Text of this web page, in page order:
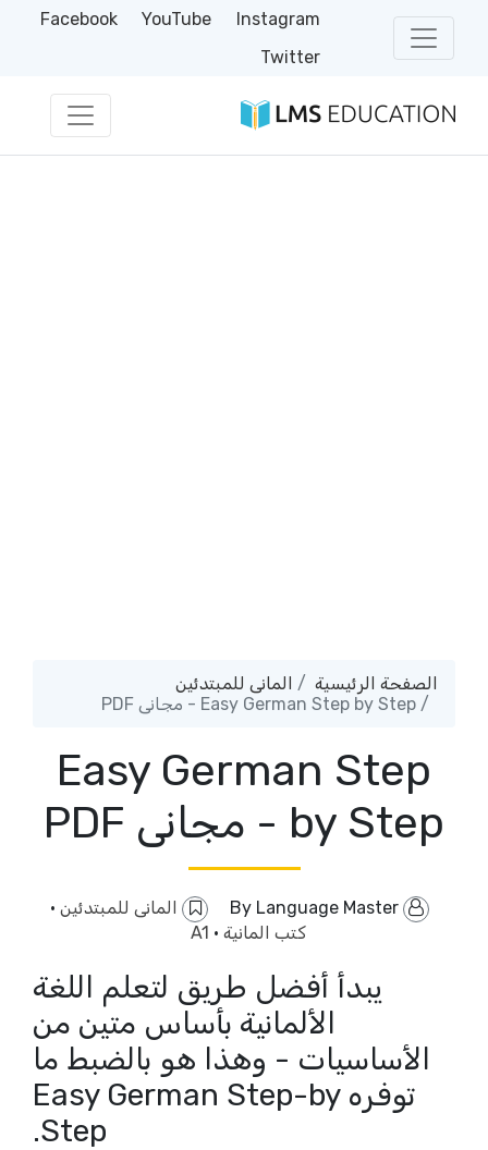
Instagram
YouTube
Facebook
Twitter
الصفحة الرئيسية
المانى للمبتدئين
Easy German Step
by Step - مجانى PDF
Language Master المانى للمبتدئين ·
كتب المانية ·
A1
يبدأ أفضل طريق لتعلم اللغة
الألمانية بأساس متين من
الأساسيات - وهذا هو بالضبط ما
توفره Easy German Step-by
Step.